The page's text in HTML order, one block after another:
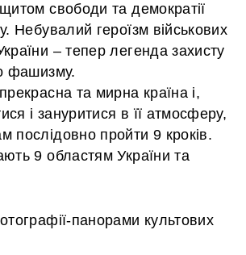
свободи та демократії
Небувалий героїзм військових
– тепер легенда захисту
фашизму.
та мирна країна і,
і зануритися в її атмосферу,
послідовно пройти 9 кроків.
9 областям України та
панорами культових